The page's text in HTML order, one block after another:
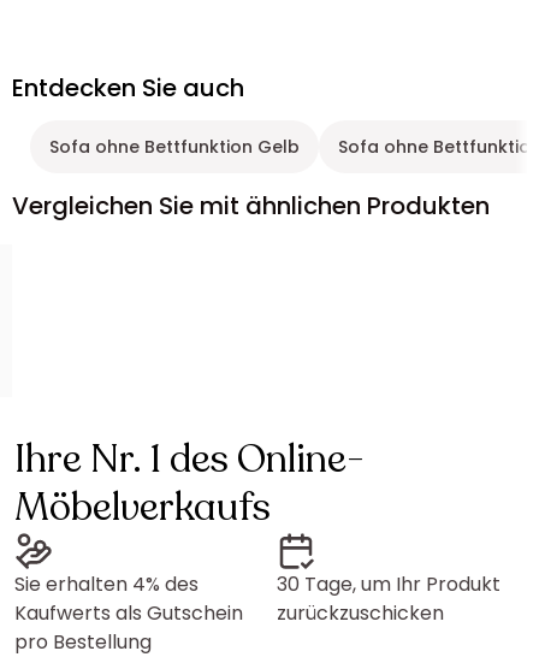
Entdecken Sie auch
Sofa ohne Bettfunktion Gelb Sofa ohne
Vergleichen Sie mit ähnlichen Produkten
Ihre Nr. 1 des Online-
Möbelverkaufs
Sie erhalten 4% des
Kaufwerts als Gutschein
pro Bestellung
30 Tage, um Ihr Produkt
zurückzuschicken